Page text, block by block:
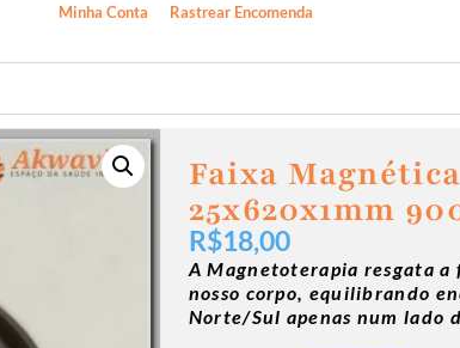
Minha Conta Rastrear Encomenda
Faixa
25x620x1mm
R$18,00
A Magnetoterapia resgata a
nosso corpo, equilibrando
Norte/Sul apenas num lado